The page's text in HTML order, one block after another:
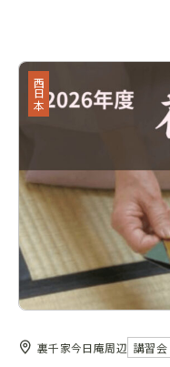
西日本
裏千家今日庵周辺 講習会